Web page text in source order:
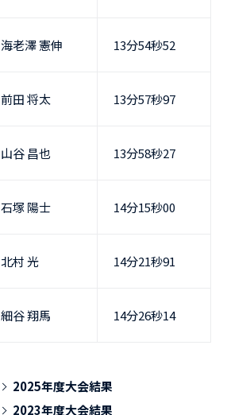
海老澤 憲伸 13分54秒52
前田 将太 13分57秒97
山谷 昌也 13分58秒27
石塚 陽士 14分15秒00
北村 光 14分21秒91
細谷 翔馬 14分26秒14
2025年度大会結果
2023年度大会結果